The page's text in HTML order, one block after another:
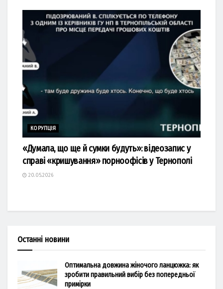
КОРУПЦІЯ
«Думала, що ще й сумки будуть»: відеозапис у
справі «кришування» порноофісів у Тернополі
20.05.2026
Останні новини
Оптимальна довжина жіночого ланцюжка: як
зробити правильний вибір без попередньої
примірки